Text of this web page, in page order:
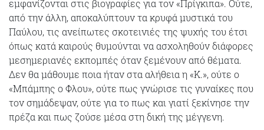
εμφανίζονται στις βιογραφίες για τον «Πρίγκιπα». Ούτε,
από την άλλη, αποκαλύπτουν τα κρυφά μυστικά του
Παύλου, τις ανείπωτες σκοτεινιές της ψυχής του έτσι
όπως κατά καιρούς θυμούνται να ασχοληθούν διάφορες
μεσημεριανές εκπομπές όταν ξεμένουν από θέματα.
Δεν θα μάθουμε ποια ήταν στα αλήθεια η «Κ.», ούτε ο
«Μπάμπης ο Φλου», ούτε πως γνώρισε τις γυναίκες που
τον σημάδεψαν, ούτε για το πως και γιατί ξεκίνησε την
πρέζα και πως ζούσε μέσα στη δική της μέγγενη.